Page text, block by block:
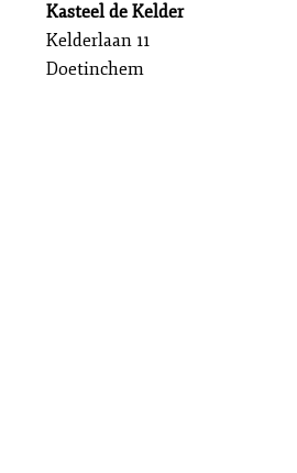
Kasteel de Kelder
Kelderlaan 11
Doetinchem